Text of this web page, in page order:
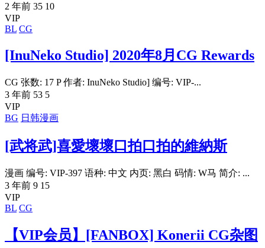
2 年前 35 10
VIP
BL CG
[InuNeko Studio] 2020年8月CG Rewards
CG 张数: 17 P 作者: InuNeko Studio] 编号: VIP-...
3 年前 53 5
VIP
BG 日韩漫画
[武将武]喜愛壞壞口拍口拍的維納斯
漫画 编号: VIP-397 语种: 中文 内页: 黑白 码情: W马 简介: ...
3 年前 9 15
VIP
BL CG
【VIP会员】[FANBOX] Konerii CG杂图